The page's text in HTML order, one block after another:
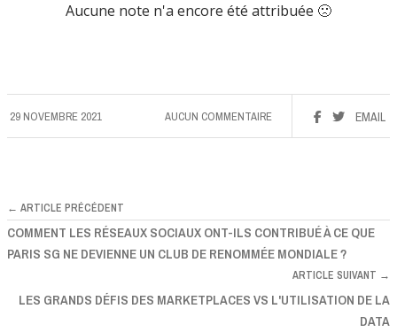
Aucune note n'a encore été attribuée 🙁
29 NOVEMBRE 2021 EMAIL
AUCUN COMMENTAIRE
← ARTICLE PRÉCÉDENT
COMMENT LES RÉSEAUX SOCIAUX ONT-ILS CONTRIBUÉ À CE QUE
PARIS SG NE DEVIENNE UN CLUB DE RENOMMÉE MONDIALE ?
ARTICLE SUIVANT →
LES GRANDS DÉFIS DES MARKETPLACES VS L'UTILISATION DE LA
DATA